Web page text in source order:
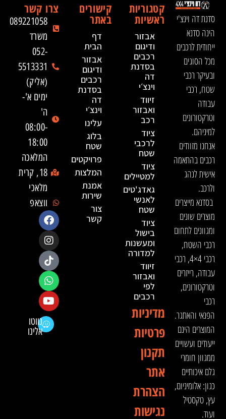
סדנת דה וינצ'י
הינה סדנא
ייחודית לרכבים
מכל הסוגים
ובעיקר רכבי
שטח, רכבי
עבודה
וטרקטורונים
למיניהם.
אנחנו מזוודים
רכבים בהתאמה
אישית לנהג
ולרכב.
בסדנא מייצרים
מוצרים שונים
ומגוונים לתחום
רכבי השטח,
רכבי 4×4, רכבי
עבודה, רייזרים
וטרקטורונים,
רכבי
הפנאי והאתגר.
המוצרים הינם
ייעודים ועשויים
ממגוון חומרי
גלם איכותיים
כגון: אלומיניום,
עץ, טקסטיל
ועוד.
קטגוריות
ראשיות
אבזור
ודיגום
רכבים
בסדנת
דה
וינצ׳י
זיווד
ואבזור
רכב
ציוד
לרכבי
שטח
ציוד
למטיילים
גאדג'טים
לאנשי
שטח
ציוד
בישול
ומעשנות
למדורה
זיווד
ואבזור
לפי
רכבים
מדיניות
פרטיות
תקנון
אתר
הצהרת
נגישות
קישורים
באתר
דף
הבית
אבזור
ודיגום
רכבים
בסדנת
דה
וינצ׳י
עלינו
בלוג
שטח
פרויקטים
המלצות
אמנת
שירות
צור
קשר
צרו קשר
089221058
משרד
052-
5513331
(אליק)
ימים א'-
ה'
08:00-
18:00
המלאכה
18, קרית
מלאכי
ווצאפ
נווטו
אלינו